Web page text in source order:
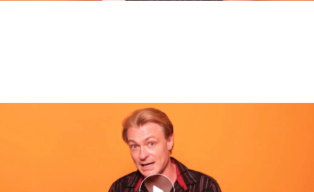
La voz de ‘First Dates’ explica las mayores red flags y green flags al conocer